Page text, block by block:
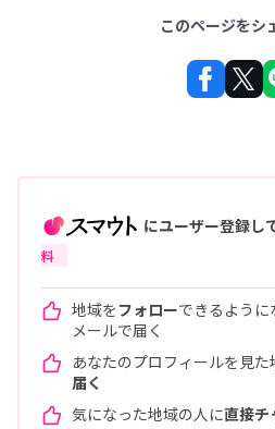
このページをシ
にユーザー登録し
料
地域をフォローできるように
メールで届く
あなたのプロフィールを見た
届く
気になった地域の人に直接チ